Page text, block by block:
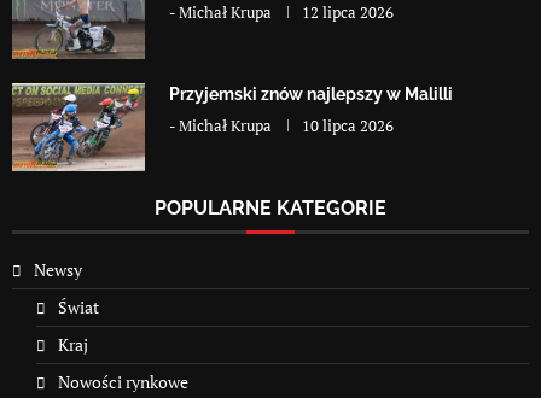
-Michał Krupa 12 lipca 2026
Przyjemski znów najlepszy w Malilli
-Michał Krupa 10 lipca 2026
POPULARNE KATEGORIE
Newsy
Świat
Kraj
Nowości rynkowe